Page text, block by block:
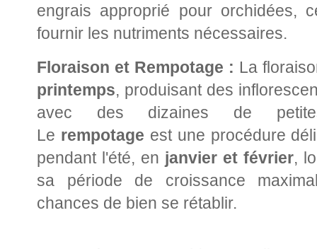
engrais approprié pour orchidées,
fournir les nutriments nécessaires.
Floraison et Rempotage : La
printemps, produisant des
avec des dizaines de
Le rempotage est une procédure
pendant l'été, en janvier et février,
sa période de croissance
chances de bien se rétablir.